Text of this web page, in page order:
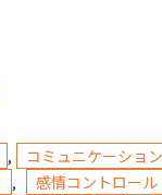
, コミュニケーショ
, 感情コントロール